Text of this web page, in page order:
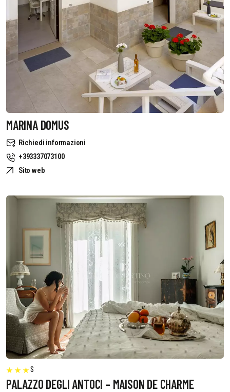
MARINA DOMUS
Richiedi informazioni
+393337073100
Sito web
S
PALAZZO DEGLI ANTOCI – MAISON DE CHARME